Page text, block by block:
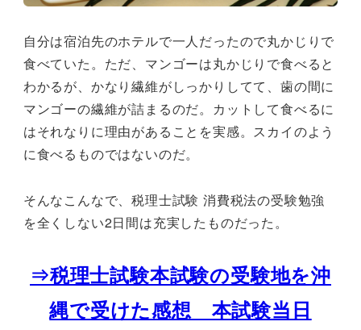
自分は宿泊先のホテルで一人だったので丸かじりで
食べていた。ただ、マンゴーは丸かじりで食べると
わかるが、かなり繊維がしっかりしてて、歯の間に
マンゴーの繊維が詰まるのだ。カットして食べるに
はそれなりに理由があることを実感。スカイのよう
に食べるものではないのだ。
そんなこんなで、税理士試験 消費税法の受験勉強
を全くしない2日間は充実したものだった。
⇒税理士試験本試験の受験地を沖
縄で受けた感想 本試験当日